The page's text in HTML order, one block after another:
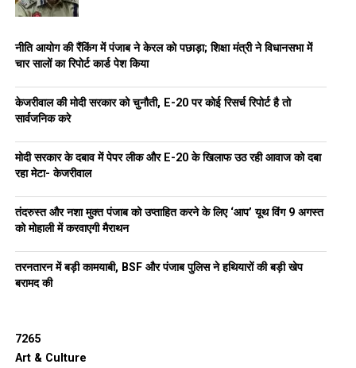
नीति आयोग की रैंकिंग में पंजाब ने केरल को पछाड़ा; शिक्षा मंत्री ने विधानसभा में
चार सालों का रिपोर्ट कार्ड पेश किया
केजरीवाल की मोदी सरकार को चुनौती, E-20 पर कोई रिसर्च रिपोर्ट है तो
सार्वजनिक करे
मोदी सरकार के दबाव में पेपर लीक और E-20 के खिलाफ उठ रही आवाज को दबा
रहा मेटा- केजरीवाल
तंदरुस्त और नशा मुक्त पंजाब को उप्ताहित करने के लिए ‘आप’ यूथ विंग 9 अगस्त
को मोहाली में करवाएगी मैराथन
तरनतारन में बड़ी कामयाबी, BSF और पंजाब पुलिस ने हथियारों की बड़ी खेप
बरामद की
7265
Art & Culture